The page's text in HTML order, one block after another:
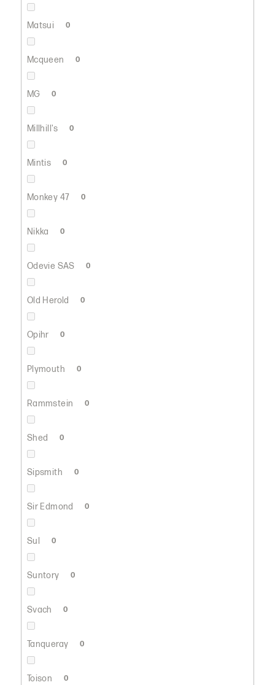
Matsui 0
Mcqueen 0
MG 0
Millhill's 0
Mintis 0
Monkey 47 0
Nikka 0
Odevie SAS 0
Old Herold 0
Opihr 0
Plymouth 0
Rammstein 0
Shed 0
Sipsmith 0
Sir Edmond 0
Sul 0
Suntory 0
Svach 0
Tanqueray 0
Toison 0